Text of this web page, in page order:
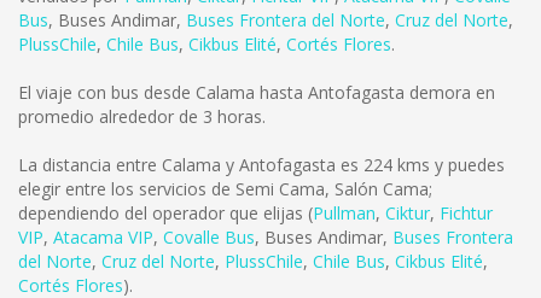
Bus, Buses Andimar, Buses Frontera del Norte, Cruz del Norte,
PlussChile, Chile Bus, Cikbus Elité, Cortés Flores.
El viaje con bus desde Calama hasta Antofagasta demora en
promedio alrededor de 3 horas.
La distancia entre Calama y Antofagasta es 224 kms y puedes
elegir entre los servicios de Semi Cama, Salón Cama;
dependiendo del operador que elijas (Pullman, Ciktur, Fichtur
VIP, Atacama VIP, Covalle Bus, Buses Andimar, Buses Frontera
del Norte, Cruz del Norte, PlussChile, Chile Bus, Cikbus Elité,
Cortés Flores).